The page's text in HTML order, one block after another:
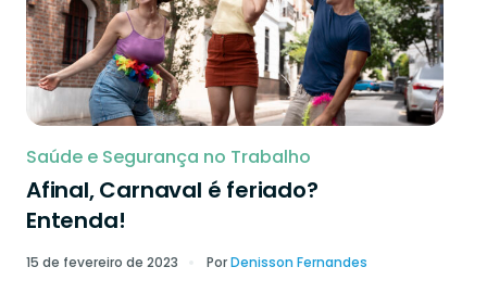
Saúde e Segurança no Trabalho
Afinal, Carnaval é feriado?
Entenda!
15 de fevereiro de 2023 PorDenisson Fernandes